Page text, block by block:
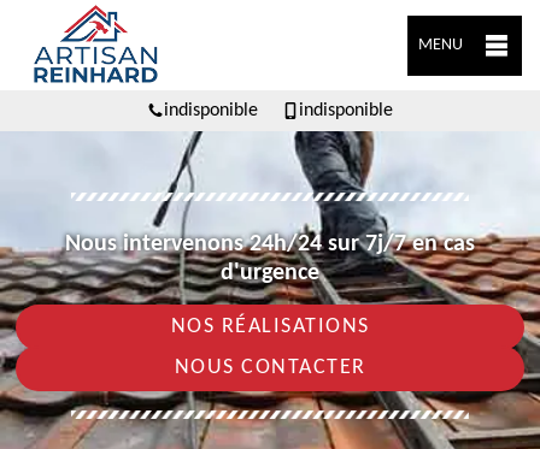
MENU
indisponible indisponible
Nous intervenons 24h/24 sur 7j/7 en cas
d'urgence
NOS RÉALISATIONS
NOUS CONTACTER